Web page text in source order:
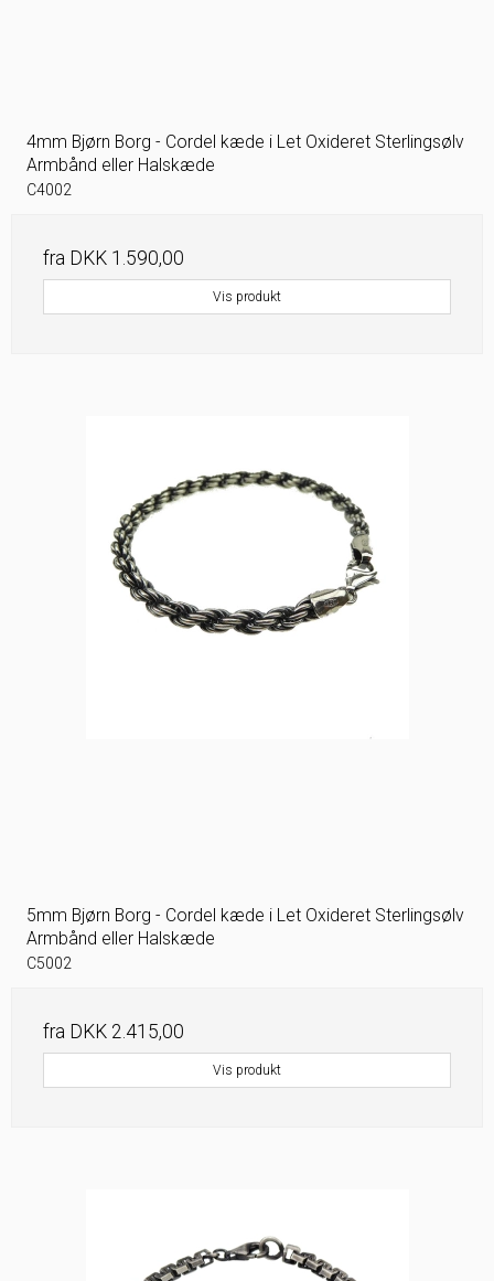
4mm Bjørn Borg - Cordel kæde i Let Oxideret Sterlingsølv
Armbånd eller Halskæde
C4002
fra DKK 1.590,00
Vis produkt
5mm Bjørn Borg - Cordel kæde i Let Oxideret Sterlingsølv
Armbånd eller Halskæde
C5002
fra DKK 2.415,00
Vis produkt